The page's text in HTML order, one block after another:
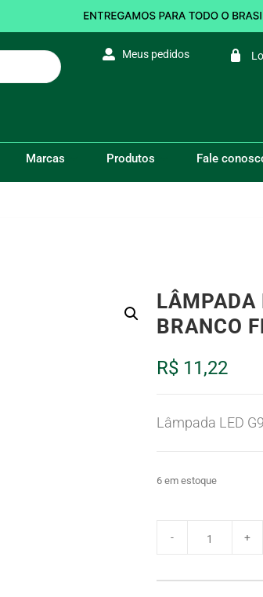
Meus pedidos
Marcas Produtos Fale
Frio
VOCÊ ESTÁ
LÂMPADA
BRANCO
R$ 11,22
Lâmpada LED
6 em estoque